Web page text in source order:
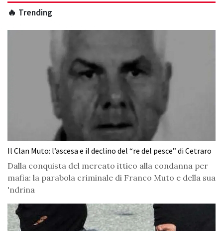
🔥 Trending
Il Clan Muto: l’ascesa e il declino del “re del pesce” di Cetraro
Dalla conquista del mercato ittico alla condanna per
mafia: la parabola criminale di Franco Muto e della sua
'ndrina